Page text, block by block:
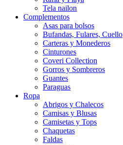
Tela nailon
Complementos
Asas para bolsos
Bufandas, Fulares, Cuello
Carteras y Monederos
Cinturones
Coveri Collection
Gorros y Sombreros
Guantes
Paraguas
Ropa
Abrigos y Chalecos
Camisas y Blusas
Camisetas y Tops
Chaquetas
Faldas